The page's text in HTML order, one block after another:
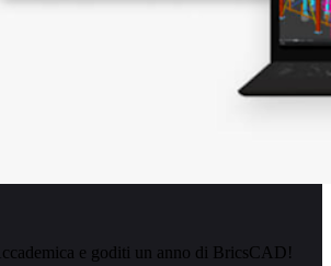
e goditi un anno di BricsCAD!